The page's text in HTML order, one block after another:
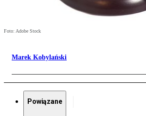
Foto: Adobe Stock
Marek Kobylański
Powiązane